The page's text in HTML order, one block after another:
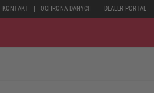
KONTAKT OCHRONA DANYCH DEALER PORTAL